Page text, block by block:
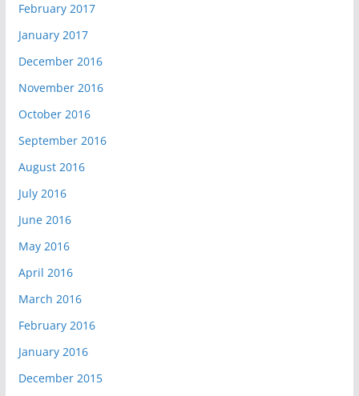
February 2017
January 2017
December 2016
November 2016
October 2016
September 2016
August 2016
July 2016
June 2016
May 2016
April 2016
March 2016
February 2016
January 2016
December 2015